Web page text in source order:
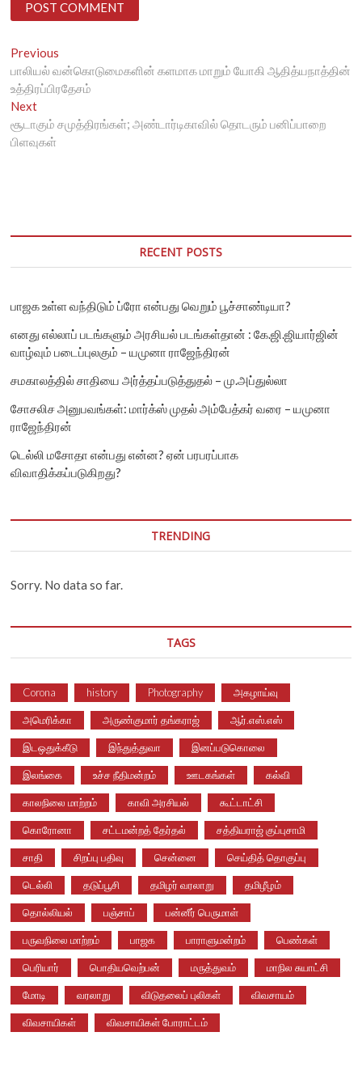
Post
navigation
Previous
post:
பாலியல் வன்கொடுமைகளின் களமாக மாறும் யோகி ஆதித்யநாத்தின்
உத்திரப்பிரதேசம்
NextNext
post:
சூடாகும் சமுத்திரங்கள்; அண்டார்டிகாவில் தொடரும் பனிப்பாறை
பிளவுகள்
RECENT POSTS
பாஜக உள்ள வந்திடும் ப்ரோ என்பது வெறும் பூச்சாண்டியா?
எனது எல்லாப் படங்களும் அரசியல் படங்கள்தான் : கே.ஜி.ஜியார்ஜின்
வாழ்வும் படைப்புலகும் – யமுனா ராஜேந்திரன்
சமகாலத்தில் சாதியை அர்த்தப்படுத்துதல் – மு.அப்துல்லா
சோசலிச அனுபவங்கள்: மார்க்ஸ் முதல் அம்பேத்கர் வரை – யமுனா
ராஜேந்திரன்
டெல்லி மசோதா என்பது என்ன? ஏன் பரபரப்பாக
விவாதிக்கப்படுகிறது?
TRENDING
Sorry. No data so far.
TAGS
Corona history Photography அகழாய்வு
அமெரிக்கா அருண்குமார் தங்கராஜ் ஆர்.எஸ்.எஸ்
இடஒதுக்கீடு இந்துத்துவா இனப்படுகொலை
இலங்கை உச்ச நீதிமன்றம் ஊடகங்கள் கல்வி
காலநிலை மாற்றம் காவி அரசியல் கூட்டாட்சி
கொரோனா சட்டமன்றத் தேர்தல் சத்தியராஜ் குப்புசாமி
சாதி சிறப்பு பதிவு சென்னை செய்தித் தொகுப்பு
டெல்லி தடுப்பூசி தமிழர் வரலாறு தமிழீழம்
தொல்லியல் பஞ்சாப் பன்னீர் பெருமாள்
பருவநிலை மாற்றம் பாஜக பாராளுமன்றம் பெண்கள்
பெரியார் பொதியவெற்பன் மருத்துவம் மாநில சுயாட்சி
மோடி வரலாறு விடுதலைப் புலிகள் விவசாயம்
விவசாயிகள் விவசாயிகள் போராட்டம்